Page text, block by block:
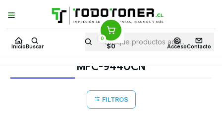
Inicio Buscar
0
$0 AccesoContacto
Puedes Elegir: Comprar enTienda· Despachoa Todo Chile · Retiro en
Tienda en24 Horas
Inicio Toner y tambor Toner Alternativo BROTHER
Equipos BROTHER MFC-9440CN
MFC-9440CN
FILTROS